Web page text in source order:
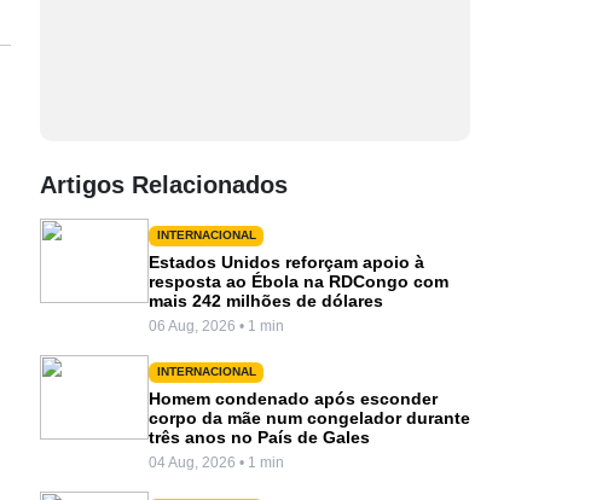
Artigos Relacionados
INTERNACIONAL
Estados Unidos reforçam apoio à
resposta ao Ébola na RDCongo com
mais 242 milhões de dólares
06 Aug, 2026 • 1 min
INTERNACIONAL
Homem condenado após esconder
corpo da mãe num congelador durante
três anos no País de Gales
04 Aug, 2026 • 1 min